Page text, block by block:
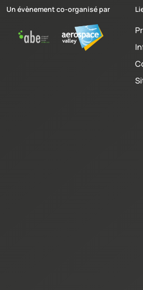
Un évènement co-organisé par